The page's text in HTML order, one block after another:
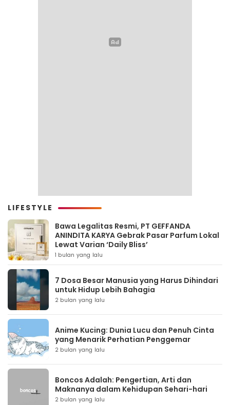
LIFESTYLE
Bawa Legalitas Resmi, PT GEFFANDA
ANINDITA KARYA Gebrak Pasar Parfum Lokal
Lewat Varian ‘Daily Bliss’
1 bulan yang lalu
7 Dosa Besar Manusia yang Harus Dihindari
untuk Hidup Lebih Bahagia
2 bulan yang lalu
Anime Kucing: Dunia Lucu dan Penuh Cinta
yang Menarik Perhatian Penggemar
2 bulan yang lalu
Boncos Adalah: Pengertian, Arti dan
Maknanya dalam Kehidupan Sehari-hari
2 bulan yang lalu